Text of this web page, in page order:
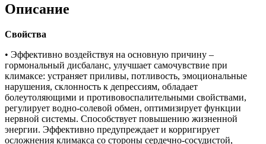
Описание
Свойства
• Эффективно воздействуя на основную причину –
гормональный дисбаланс, улучшает самочувствие при
климаксе: устраняет приливы, потливость, эмоциональные
нарушения, склонность к депрессиям, обладает
болеутоляющими и противовоспалительными свойствами,
регулирует водно-солевой обмен, оптимизирует функции
нервной системы. Способствует повышению жизненной
энергии. Эффективно предупреждает и корригирует
осложнения климакса со стороны сердечно-сосудистой,